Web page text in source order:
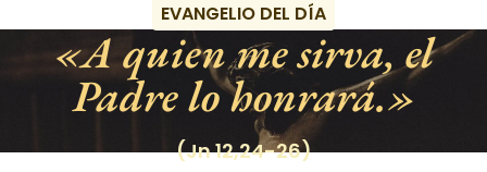
EVANGELIO DEL DÍA
A quien me sirva, el
Padre lo honrará.
(Jn 12,24-26)